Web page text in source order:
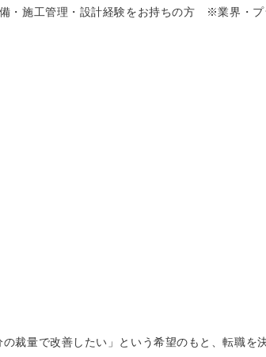
・施工管理・設計経験をお持ちの方 ※業界・プ
裁量で改善したい」という希望のもと、転職を決